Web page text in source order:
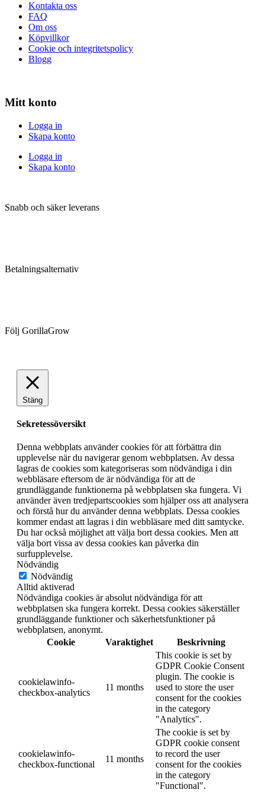
Kontakta oss
FAQ
Om oss
Köpvillkor
Cookie och integritetspolicy
Blogg
Mitt konto
Logga in
Skapa konto
Logga in
Skapa konto
Snabb och säker leverans
Betalningsalternativ
Följ GorillaGrow
Stäng
Sekretessöversikt
Denna webbplats använder cookies för att förbättra din
upplevelse när du navigerar genom webbplatsen. Av dessa
lagras de cookies som kategoriseras som nödvändiga i din
webbläsare eftersom de är nödvändiga för att de
grundläggande funktionerna på webbplatsen ska fungera. Vi
använder även tredjepartscookies som hjälper oss att analysera
och förstå hur du använder denna webbplats. Dessa cookies
kommer endast att lagras i din webbläsare med ditt samtycke.
Du har också möjlighet att välja bort dessa cookies. Men att
välja bort vissa av dessa cookies kan påverka din
surfupplevelse.
Nödvändig
Nödvändig
Alltid aktiverad
Nödvändiga cookies är absolut nödvändiga för att
webbplatsen ska fungera korrekt. Dessa cookies säkerställer
grundläggande funktioner och säkerhetsfunktioner på
webbplatsen, anonymt.
Cookie
Varaktighet Beskrivning
cookielawinfo-
checkbox-analytics
11 months
This cookie is set by
GDPR Cookie Consent
plugin. The cookie is
used to store the user
consent for the cookies
in the category
"Analytics".
cookielawinfo-
checkbox-functional
11 months
The cookie is set by
GDPR cookie consent
to record the user
consent for the cookies
in the category
"Functional".